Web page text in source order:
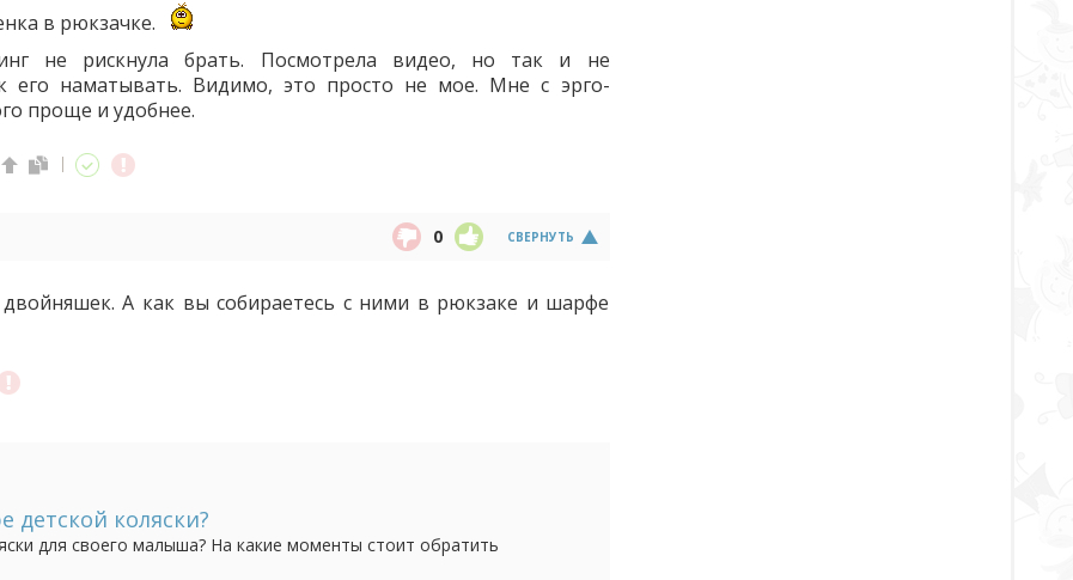
в рюкзачке.
не рискнула брать. Посмотрела видео, но так и не
его наматывать. Видимо, это просто не мое. Мне с эрго-
проще и удобнее.
СВЕРНУТЬ
0
А как вы собираетесь с ними в рюкзаке и шарфе
коляски?
для своего малыша? На какие моменты стоит обратить